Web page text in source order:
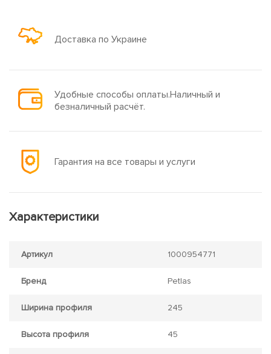
Доставка по Украине
Удобные способы оплаты.Наличный и
безналичный расчёт.
Гарантия на все товары и услуги
Характеристики
Артикул 1000954771
Бренд Petlas
Ширина профиля 245
Высота профиля 45